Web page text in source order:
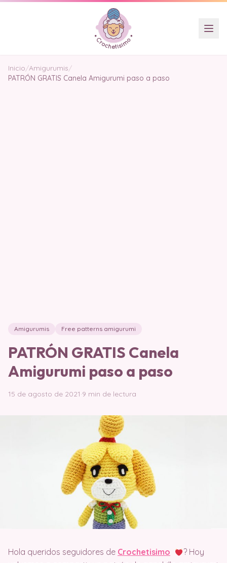
Inicio/Amigurumis/
PATRÓN GRATIS Canela Amigurumi paso a paso
Amigurumis Free patterns amigurumi
PATRÓN GRATIS Canela
Amigurumi paso a paso
15 de agosto de 2021·9 min de lectura
Hola queridos seguidores de Crochetisimo
? Hoy